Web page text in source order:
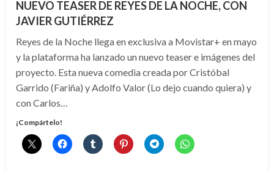
NUEVO TEASER DE REYES DE LA NOCHE, CON
JAVIER GUTIÉRREZ
Reyes de la Noche llega en exclusiva a Movistar+ en mayo
y la plataforma ha lanzado un nuevo teaser e imágenes del
proyecto. Esta nueva comedia creada por Cristóbal
Garrido (Fariña) y Adolfo Valor (Lo dejo cuando quiera) y
con Carlos…
¡Compártelo!